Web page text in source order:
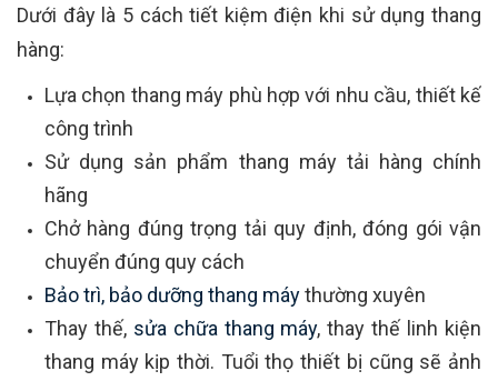
Dưới đây là 5 cách tiết kiệm điện khi sử dụng thang
hàng:
Lựa chọn thang máy phù hợp với nhu cầu, thiết kế
công trình
Sử dụng sản phẩm thang máy tải hàng chính
hãng
Chở hàng đúng trọng tải quy định, đóng gói vận
chuyển đúng quy cách
Bảo trì, bảo dưỡng thang máythường xuyên
Thay thế, sửa chữa thang máy, thay thế linh kiện
thang máy kịp thời. Tuổi thọ thiết bị cũng sẽ ảnh